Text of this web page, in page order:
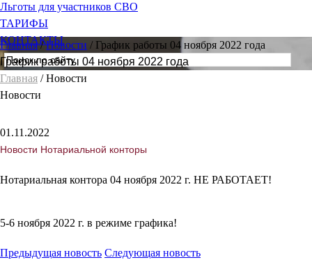
Льготы для участников СВО
ТАРИФЫ
КОНТАКТЫ
Главная / Новости / График работы 04 ноября 2022 года
График работы 04 ноября 2022 года
Главная / Новости
Новости
01.11.2022
Новости Нотариальной конторы
Нотариальная контора 04 ноября 2022 г. НЕ РАБОТАЕТ!
5-6 ноября 2022 г. в режиме графика!
Предыдущая новость Следующая новость